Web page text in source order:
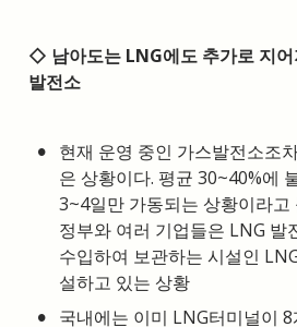
◇ 남아도는 LNG에도 추가로 지
발전소
• 현재 운영 중인 가스발전소조
은 상황이다. 평균 30~40%에
3~4일만 가동되는 상황이라고
정부와 여러 기업들은 LNG 발
수입하여 보관하는 시설인
설하고 있는 상황
• 국내에는 이미 LNG터미널이